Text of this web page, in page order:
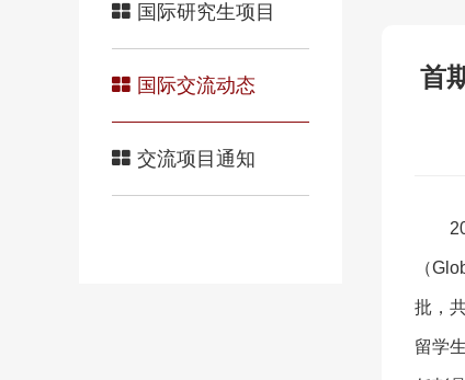
国际研究生项目
国际交流动态
交流项目通知
首
（
批，
留学